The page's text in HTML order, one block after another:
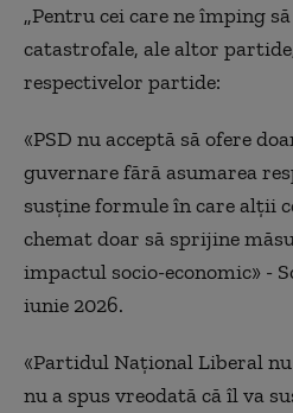
„Pentru cei care ne împing
catastrofale, ale altor
respectivelor partide:
«PSD nu acceptă să ofere
guvernare fără asumarea
susține formule în care alții
chemat doar să sprijine
impactul socio-economic» -
iunie 2026.
«Partidul Național Liberal
nu a spus vreodată că îl va